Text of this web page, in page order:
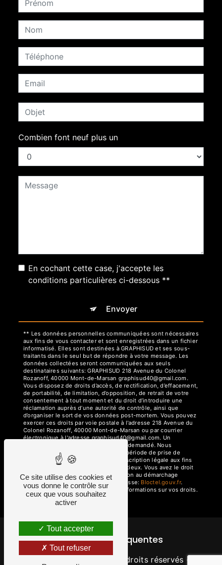
Combien font neuf plus un
En cochant cette case, j'accepte les
conditions particulières ci-dessous **
Envoyer
** Les données personnelles communiquées sont nécessaires
aux fins de vous contacter et sont enregistrées dans un fichier
informatisé. Elles sont destinées à GRAPHISUD et ses sous-
traitants dans le seul but de répondre à votre message. Les
données collectées seront communiquées aux seuls
destinataires suivants: GRAPHISUD 218 Avenue du Colonel
Rozanoff, 40000 Mont-de-Marsan graphisud40@gmail.com.
Vous disposez de droits d’accès, de rectification, d’effacement,
de portabilité, de limitation, d’opposition, de retrait de votre
consentement à tout moment et du droit d’introduire une
réclamation auprès d’une autorité de contrôle, ainsi que
d’organiser le sort de vos données post-mortem. Vous pouvez
exercer ces droits par voie postale à l'adresse 218 Avenue du
Colonel Rozanoff, 40000 Mont-de-Marsan ou par courrier
électronique à l'adresse graphisud40@gmail.com. Un
justificatif d'identité pourra vous être demandé. Nous
conservons vos données pendant la période de prise de
contact puis pendant la durée de prescription légale aux fins
probatoires et de gestion des contentieux. Vous avez le droit
de vous inscrire sur la liste d'opposition au démarchage
téléphonique, disponible à cette adresse:
Bloctel.gouv.fr.
Consultez le site cnil.fr pour plus d’informations sur vos droits.
Recherches fréquentes
- 2026 - Tous droits réservés -
Ce site utilise des cookies et
vous donne le contrôle sur
ceux que vous souhaitez
activer
Tout accepter
Tout refuser